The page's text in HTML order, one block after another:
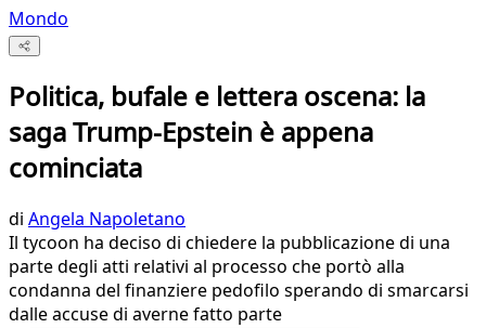
Mondo
Politica, bufale e lettera oscena: la
saga Trump-Epstein è appena
cominciata
di Angela Napoletano
Il tycoon ha deciso di chiedere la pubblicazione di una
parte degli atti relativi al processo che portò alla
condanna del finanziere pedofilo sperando di smarcarsi
dalle accuse di averne fatto parte